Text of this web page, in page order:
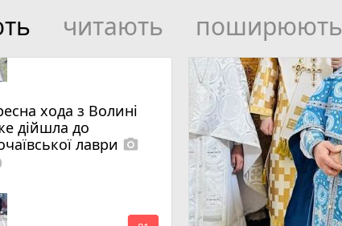
читають поширюють
хода з Волині
дійшла до
лаври photo_camera